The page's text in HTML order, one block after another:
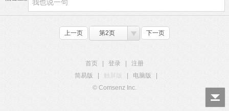
上一页 第2页 下一页
首页 登录
注册
简易版
触屏版 电脑版
© Comsenz Inc.